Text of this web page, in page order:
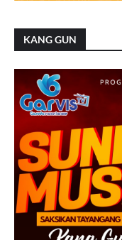
KANG GUN